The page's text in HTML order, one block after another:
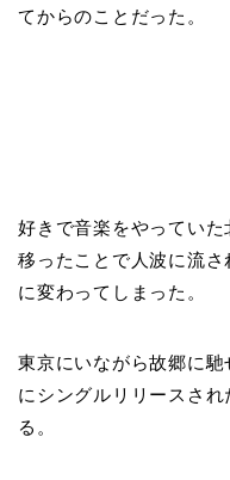
てからのことだった。
好きで音楽をやってい
移ったことで人波に流
に変わってしまった。
東京にいながら故郷に
にシングルリリースさ
る。